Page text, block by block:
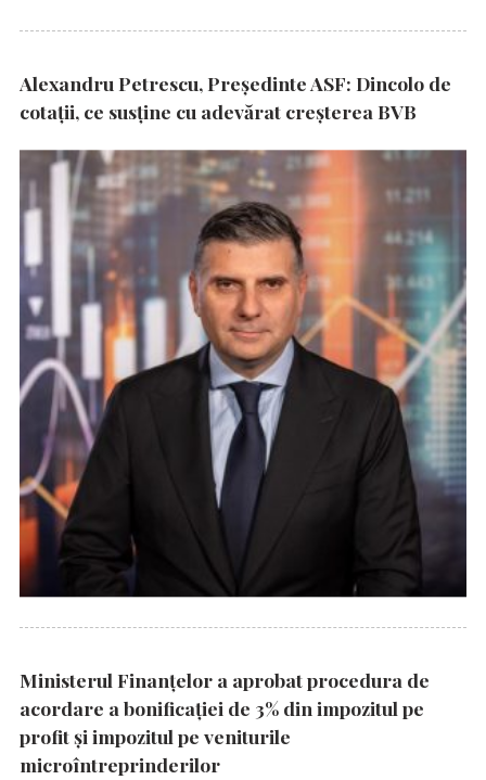
Alexandru Petrescu, Președinte ASF: Dincolo de
cotații, ce susține cu adevărat creșterea BVB
Ministerul Finanțelor a aprobat procedura de
acordare a bonificației de 3% din impozitul pe
profit și impozitul pe veniturile
microîntreprinderilor